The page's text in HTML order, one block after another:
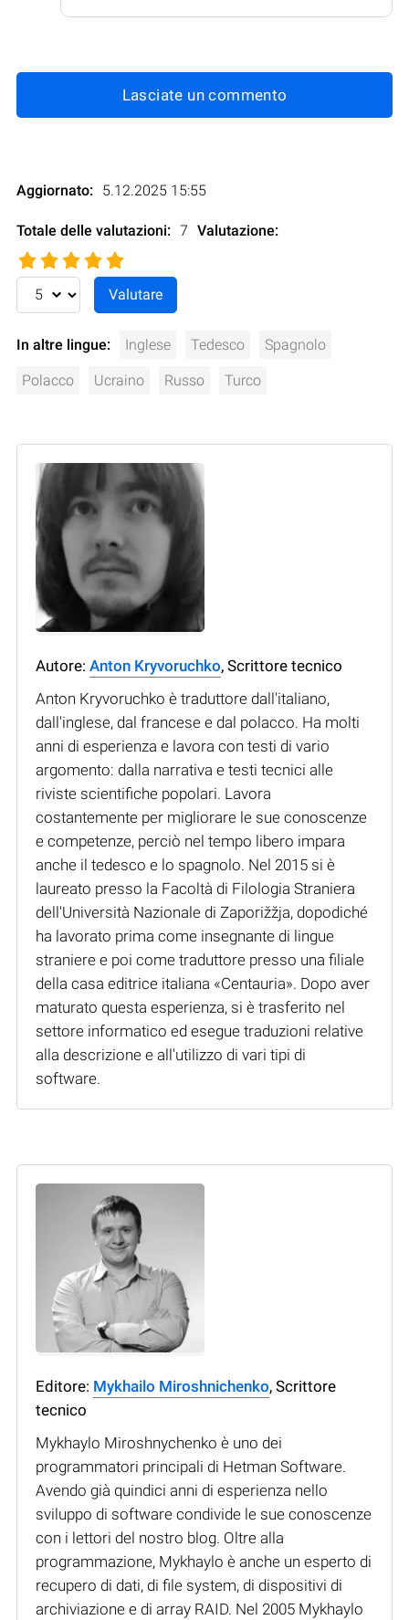
Lasciate un commento
Aggiornato: 5.12.2025 15:55
Totale delle valutazioni: 7 Valutazione:
In altre lingue: Inglese Tedesco Spagnolo
Polacco Ucraino Russo Turco
Autore: Anton Kryvoruchko, Scrittore tecnico
Anton Kryvoruchko è traduttore dall'italiano,
dall'inglese, dal francese e dal polacco. Ha molti
anni di esperienza e lavora con testi di vario
argomento: dalla narrativa e testi tecnici alle
riviste scientifiche popolari. Lavora
costantemente per migliorare le sue conoscenze
e competenze, perciò nel tempo libero impara
anche il tedesco e lo spagnolo. Nel 2015 si è
laureato presso la Facoltà di Filologia Straniera
dell'Università Nazionale di Zaporižžja, dopodiché
ha lavorato prima come insegnante di lingue
straniere e poi come traduttore presso una filiale
della casa editrice italiana «Centauria». Dopo aver
maturato questa esperienza, si è trasferito nel
settore informatico ed esegue traduzioni relative
alla descrizione e all'utilizzo di vari tipi di
software.
Editore: Mykhailo Miroshnichenko, Scrittore
tecnico
Mykhaylo Miroshnychenko è uno dei
programmatori principali di Hetman Software.
Avendo già quindici anni di esperienza nello
sviluppo di software condivide le sue conoscenze
con i lettori del nostro blog. Oltre alla
programmazione, Mykhaylo è anche un esperto di
recupero di dati, di file system, di dispositivi di
archiviazione e di array RAID. Nel 2005 Mykhaylo